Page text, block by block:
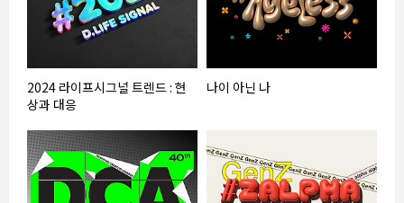
2024 라이프시그널 트렌드 : 현
상과 대응
나이 아닌 나